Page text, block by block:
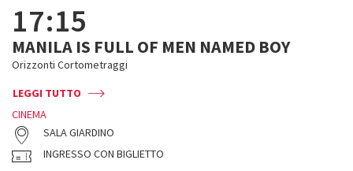
17:15
MANILA IS FULL OF MEN NAMED BOY
Orizzonti Cortometraggi
LEGGI TUTTO
CINEMA
SALA GIARDINO
INGRESSO CON BIGLIETTO